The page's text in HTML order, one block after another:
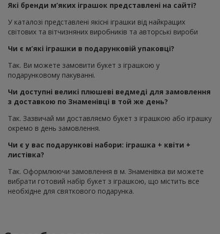
Які бренди м’яких іграшок представлені на сайті?
У каталозі представлені якісні іграшки від найкращих
світових та вітчизняних виробників та авторські вироби
Чи є м’які іграшки в подарунковій упаковці?
Так. Ви можете замовити букет з іграшкою у
подарунковому пакуванні.
Чи доступні великі плюшеві ведмеді для замовлення
з доставкою по Знаменівці в той же день?
Так. Зазвичай ми доставляємо букет з іграшкою або іграшку
окремо в день замовлення.
Чи є у вас подарункові набори: іграшка + квіти +
листівка?
Так. Оформлюючи замовлення в м. Знаменівка ви можете
вибрати готовий набір букет з іграшкою, що містить все
необхідне для святкового подарунка.